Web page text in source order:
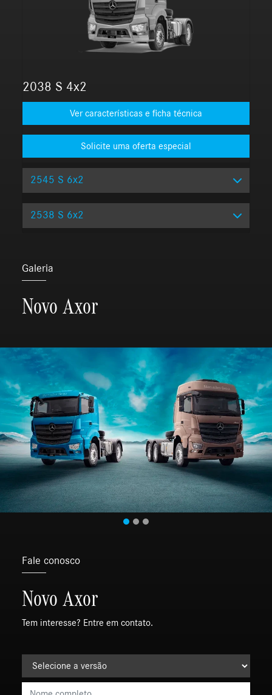
2038 S 4x2
Ver características e ficha técnica
2545 S 6x2
2538 S 6x2
Galeria
Novo Axor
Fale conosco
Novo Axor
Tem interesse? Entre em contato.